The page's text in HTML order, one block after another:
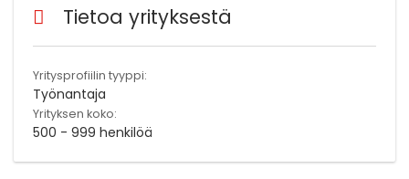
Tietoa yrityksestä
Yritysprofiilin tyyppi:
Työnantaja
Yrityksen koko:
500 - 999 henkilöä